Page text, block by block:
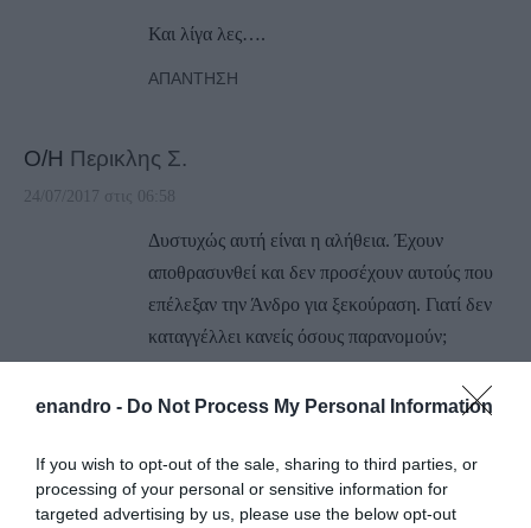
enandro - Do Not Process My Personal Information
If you wish to opt-out of the sale, sharing to third parties, or
processing of your personal or sensitive information for
targeted advertising by us, please use the below opt-out
Και λίγα λες….
ΑΠΆΝΤΗΣΗ
Ο/Η Περικλης Σ.
24/07/2017 στις 06:58
Δυστυχώς αυτή είναι η αλήθεια. Έχουν
αποθρασυνθεί και δεν προσέχουν αυτούς που
επέλεξαν την Άνδρο για ξεκούραση. Γιατί δεν
καταγγέλλει κανείς όσους παρανομούν;
Ο/ΗΖ.Μ
24/07/2017 στις 06:58